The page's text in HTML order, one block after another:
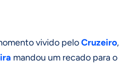
vivido peloCruzeiro,
mandou um recado para o